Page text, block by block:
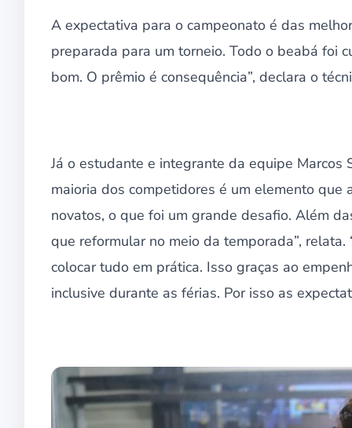
A expectativa para o campeonato é das
preparada para um torneio. Todo o beabá foi
bom. O prêmio é consequência”, declara o
Já o estudante e integrante da equipe Marcos
maioria dos competidores é um elemento
novatos, o que foi um grande desafio. Além
que reformular no meio da temporada”,
colocar tudo em prática. Isso graças ao
inclusive durante as férias. Por isso as